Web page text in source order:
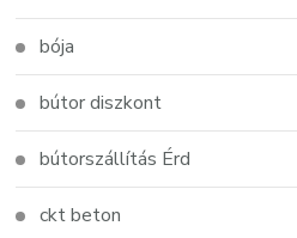
bója
bútor diszkont
bútorszállítás Érd
ckt beton